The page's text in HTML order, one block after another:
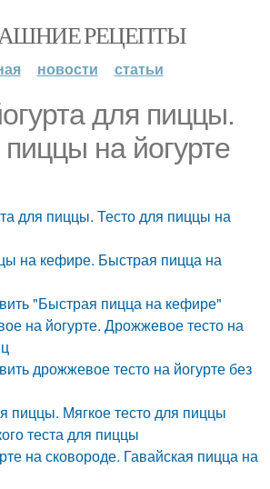
РЕЦЕПТЫ
новости статьи
для пиццы.
на йогурте
для пиццы. Тесто для пиццы на
на кефире. Быстрая пицца на
"Быстрая пицца на кефире"
на йогурте. Дрожжевое тесто на
дрожжевое тесто на йогурте без
пиццы. Мягкое тесто для пиццы
теста для пиццы
на сковороде. Гавайская пицца на